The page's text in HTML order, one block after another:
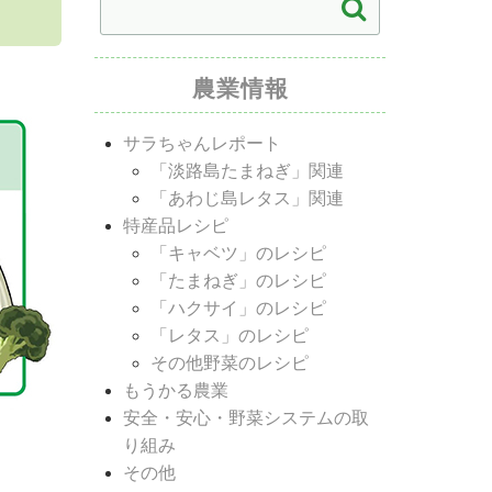
農業情報
サラちゃんレポート
「淡路島たまねぎ」関連
「あわじ島レタス」関連
特産品レシピ
「キャベツ」のレシピ
「たまねぎ」のレシピ
「ハクサイ」のレシピ
「レタス」のレシピ
その他野菜のレシピ
もうかる農業
安全・安心・野菜システムの取
り組み
その他